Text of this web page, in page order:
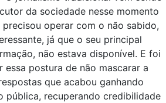
da sociedade nesse momento
precisou operar com o não sabido,
já que o seu principal
não estava disponível. E foi
essa postura de não mascarar a
que acabou ganhando
pública, recuperando credibilidade